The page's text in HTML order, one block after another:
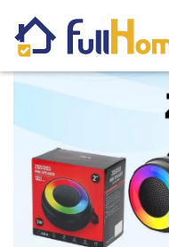
Skip to main content